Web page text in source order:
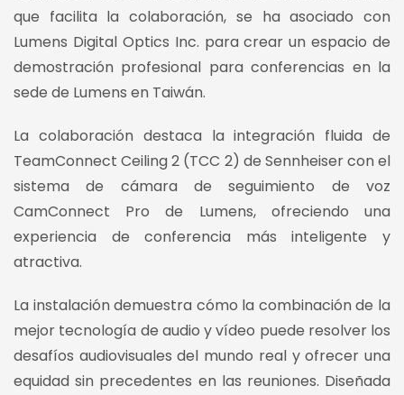
que facilita la colaboración, se ha asociado con
Lumens Digital Optics Inc. para crear un espacio de
demostración profesional para conferencias en la
sede de Lumens en Taiwán.
La colaboración destaca la integración fluida de
TeamConnect Ceiling 2 (TCC 2) de Sennheiser con el
sistema de cámara de seguimiento de voz
CamConnect Pro de Lumens, ofreciendo una
experiencia de conferencia más inteligente y
atractiva.
La instalación demuestra cómo la combinación de la
mejor tecnología de audio y vídeo puede resolver los
desafíos audiovisuales del mundo real y ofrecer una
equidad sin precedentes en las reuniones. Diseñada